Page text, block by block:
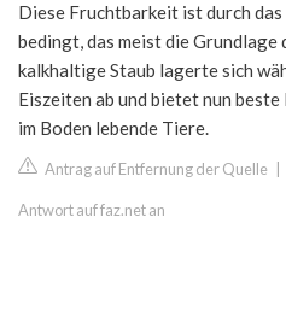
Diese Fruchtbarkeit ist durch
bedingt, das meist die
kalkhaltige Staub lagerte sich
Eiszeiten ab und bietet nun
im Boden lebende Tiere.
Antrag auf Entfernung der Quelle
Antwort auf faz.net an